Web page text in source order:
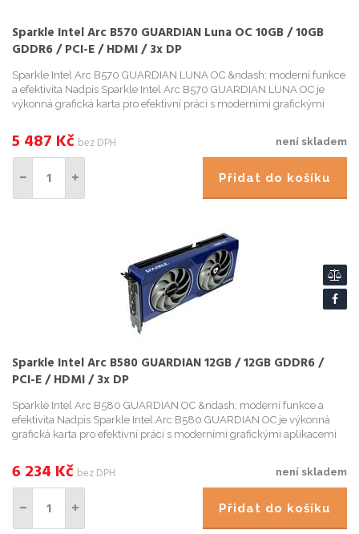
Sparkle Intel Arc B570 GUARDIAN Luna OC 10GB / 10GB
GDDR6 / PCI-E / HDMI / 3x DP
Sparkle Intel Arc B570 GUARDIAN LUNA OC &ndash; moderní funkce
a efektivita Nadpis Sparkle Intel Arc B570 GUARDIAN LUNA OC je
výkonná grafická karta pro efektivní práci s moderními grafickými
není skladem
5 487 Kč bez DPH
Přidat do košíku
Sparkle Intel Arc B580 GUARDIAN 12GB / 12GB GDDR6 /
PCI-E / HDMI / 3x DP
Sparkle Intel Arc B580 GUARDIAN OC &ndash; moderní funkce a
efektivita Nadpis Sparkle Intel Arc B580 GUARDIAN OC je výkonná
grafická karta pro efektivní práci s moderními grafickými aplikacemi
není skladem
6 234 Kč bez DPH
Přidat do košíku